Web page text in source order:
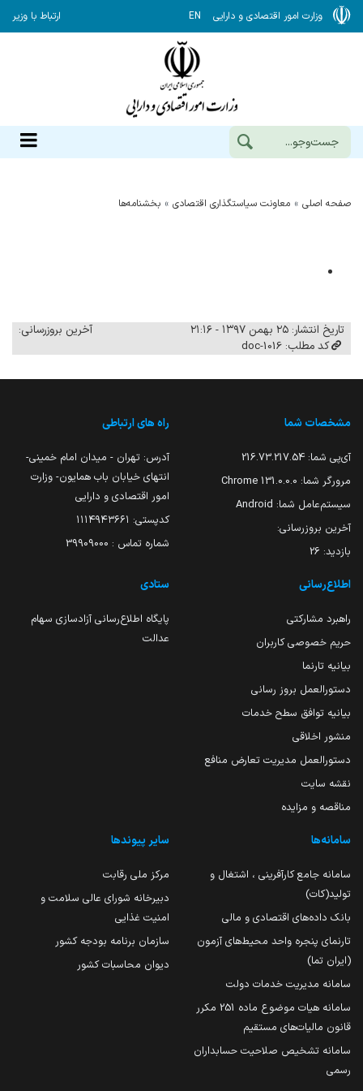
وزارت امور اقتصادی و دارایی EN ارتباط با وزیر
صفحه اصلی معاونت سیاستگذاری اقتصادی بخشنامه‌ها
تاریخ انتشار: ۲۵ بهمن ۱۳۹۷ - ۲۱:۱۶
آخرین بروزرسانی:
کد مطلب: 1016-doc
مشخصات شما
آی‌پی شما: 216.73.217.54
مرورگر شما: 131.0.0.0 Chrome
سیستم‌عامل شما: Android
آخرین بروزرسانی:
بازدید: 26
راه های ارتباطی
آدرس: تهران - میدان امام خمینی-
انتهای خیابان باب همایون- وزارت
امور اقتصادی و دارایی
کدپستی: ۱۱۱۴۹۴۳۶۶۱
شماره تماس : 39909000
اطلاع‌رسانی
راهبرد مشارکتی
حریم خصوصی کاربران
بیانیه تارنما
دستورالعمل بروز رسانی
بیانیه توافق سطح خدمات
منشور اخلاقی
دستورالعمل مدیریت تعارض منافع
نقشه سایت
مناقصه و مزایده
ستادی
پایگاه اطلاع‌رسانی آزادسازی سهام
عدالت
سامانه‌ها
سامانه جامع کارآفرینی ، اشتغال و
تولید(کات)
بانک داده‌های اقتصادی و مالی
تارنمای پنجره واحد محیط‌های آزمون
(ایران تما)
سامانه مدیریت خدمات دولت
سامانه هیات موضوع ماده 251 مکرر
قانون مالیات‌های مستقیم
سامانه تشخیص صلاحیت حسابداران
رسمی
سایر پیوندها
مرکز ملی رقابت
دبیرخانه شورای عالی سلامت و
امنیت غذایی
سازمان برنامه بودجه کشور
دیوان محاسبات کشور